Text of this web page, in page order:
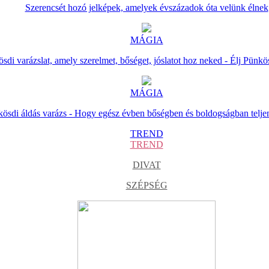
Szerencsét hozó jelképek, amelyek évszázadok óta velünk élnek
MÁGIA
varázslat, amely szerelmet, bőséget, jóslatot hoz neked - Élj
MÁGIA
áldás varázs - Hogy egész évben bőségben és boldogságban
TREND
TREND
DIVAT
SZÉPSÉG